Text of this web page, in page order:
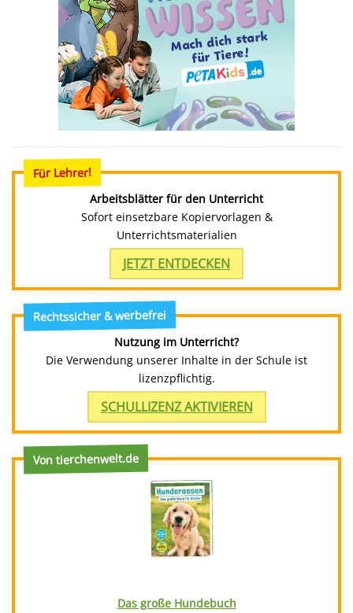
Für Lehrer!
Arbeitsblätter für den Unterricht
Sofort einsetzbare Kopiervorlagen &
Unterrichtsmaterialien
JETZT ENTDECKEN
Rechtssicher & werbefrei
Nutzung im Unterricht?
Die Verwendung unserer Inhalte in der Schule ist
lizenzpflichtig.
SCHULLIZENZ AKTIVIEREN
Von tierchenwelt.de
Das große Hundebuch